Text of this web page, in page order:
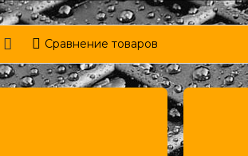
Сравнение товаров